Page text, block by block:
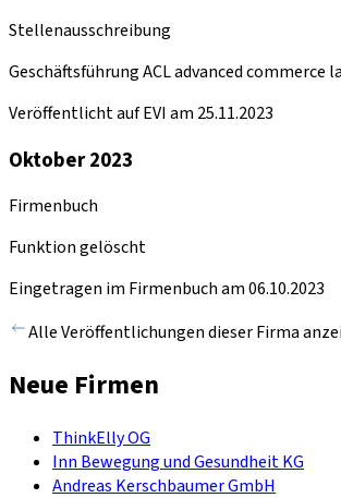
Stellenausschreibung
Geschäftsführung ACL advanced commerce
Veröffentlicht auf EVI am 25.11.2023
Oktober 2023
Firmenbuch
Funktion gelöscht
Eingetragen im Firmenbuch am 06.10.2023
Alle Veröffentlichungen dieser Firma
Neue Firmen
ThinkElly OG
Inn Bewegung und Gesundheit KG
Andreas Kerschbaumer GmbH